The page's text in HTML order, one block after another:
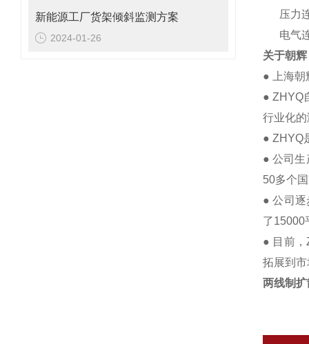
新能源工厂货架倾斜监测方案
2024-01-26
压力连
电气连
关于朝辉
● 上海朝
● ZHYQ
行业化
● ZHYQ
● 公司生
50多个
● 公司
了15000
● 目前
拓展到
两线制